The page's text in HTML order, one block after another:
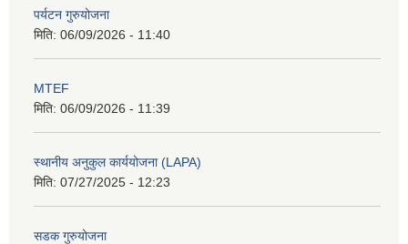
पर्यटन गुरुयोजना
मिति: 06/09/2026 - 11:40
MTEF
मिति: 06/09/2026 - 11:39
स्थानीय अनुकुल कार्ययोजना (LAPA)
मिति: 07/27/2025 - 12:23
सडक गुरुयोजना